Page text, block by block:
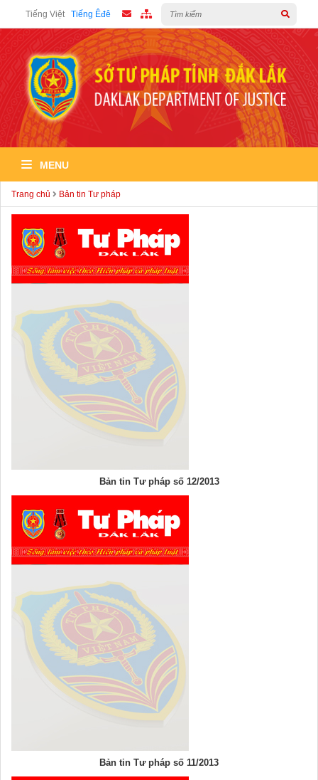
Tiếng Việt Tiếng Êđê
MENU
Trang chủ Bản tin Tư pháp
Bản tin Tư pháp số 12/2013
Bản tin Tư pháp số 11/2013